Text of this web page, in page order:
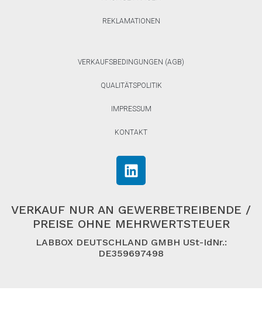
REKLAMATIONEN
VERKAUFSBEDINGUNGEN (AGB)
QUALITÄTSPOLITIK
IMPRESSUM
KONTAKT
VERKAUF NUR AN GEWERBETREIBENDE /
PREISE OHNE MEHRWERTSTEUER
LABBOX DEUTSCHLAND GMBH USt-IdNr.:
DE359697498